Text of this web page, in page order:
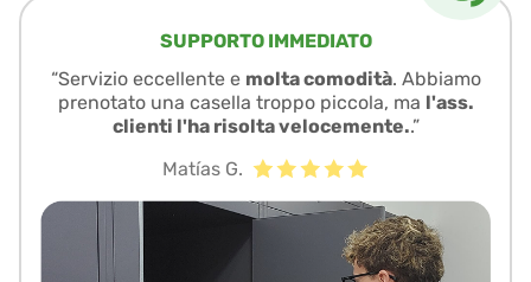
SUPPORTO IMMEDIATO
“Servizio eccellente e molta comodità. Abbiamo
prenotato una casella troppo piccola, ma l'ass.
clienti l'ha risolta velocemente..”
Matías G.